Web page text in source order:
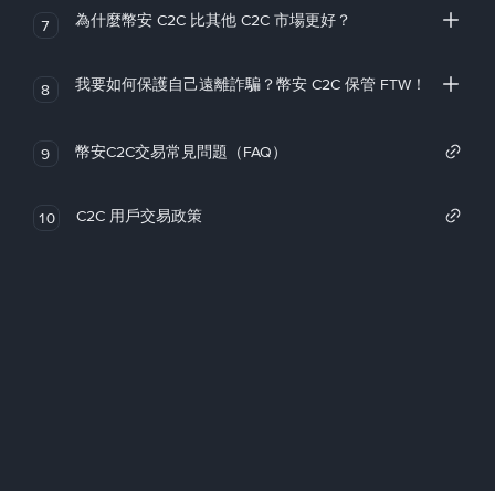
7 為什麼幣安 C2C 比其他 C2C 市場更好？
8 我要如何保護自己遠離詐騙？幣安 C2C 保管 FTW！
9 幣安C2C交易常見問題（FAQ）
10 C2C 用戶交易政策